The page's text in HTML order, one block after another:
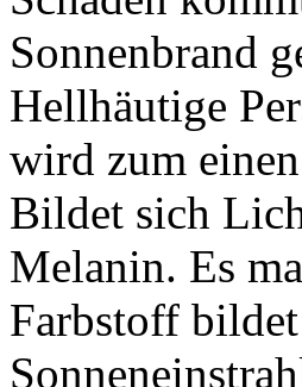
Sonnenbrand
Hellhäutige
wird zum
Bildet sich
Melanin. Es
Farbstoff